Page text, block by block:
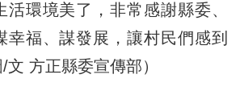
環境美了，非常感謝縣委、
幸福、謀發展，讓村民們感到
方正縣委宣傳部）